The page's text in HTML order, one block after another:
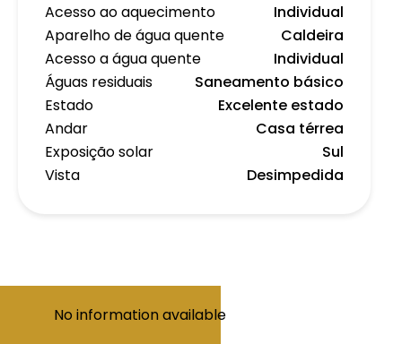
Acesso ao aquecimento
Individual
Aparelho de água quente
Caldeira
Acesso a água quente
Individual
Águas residuais
Saneamento básico
Estado
Excelente estado
Andar
Casa térrea
Exposição solar
Sul
Vista
Desimpedida
No information available